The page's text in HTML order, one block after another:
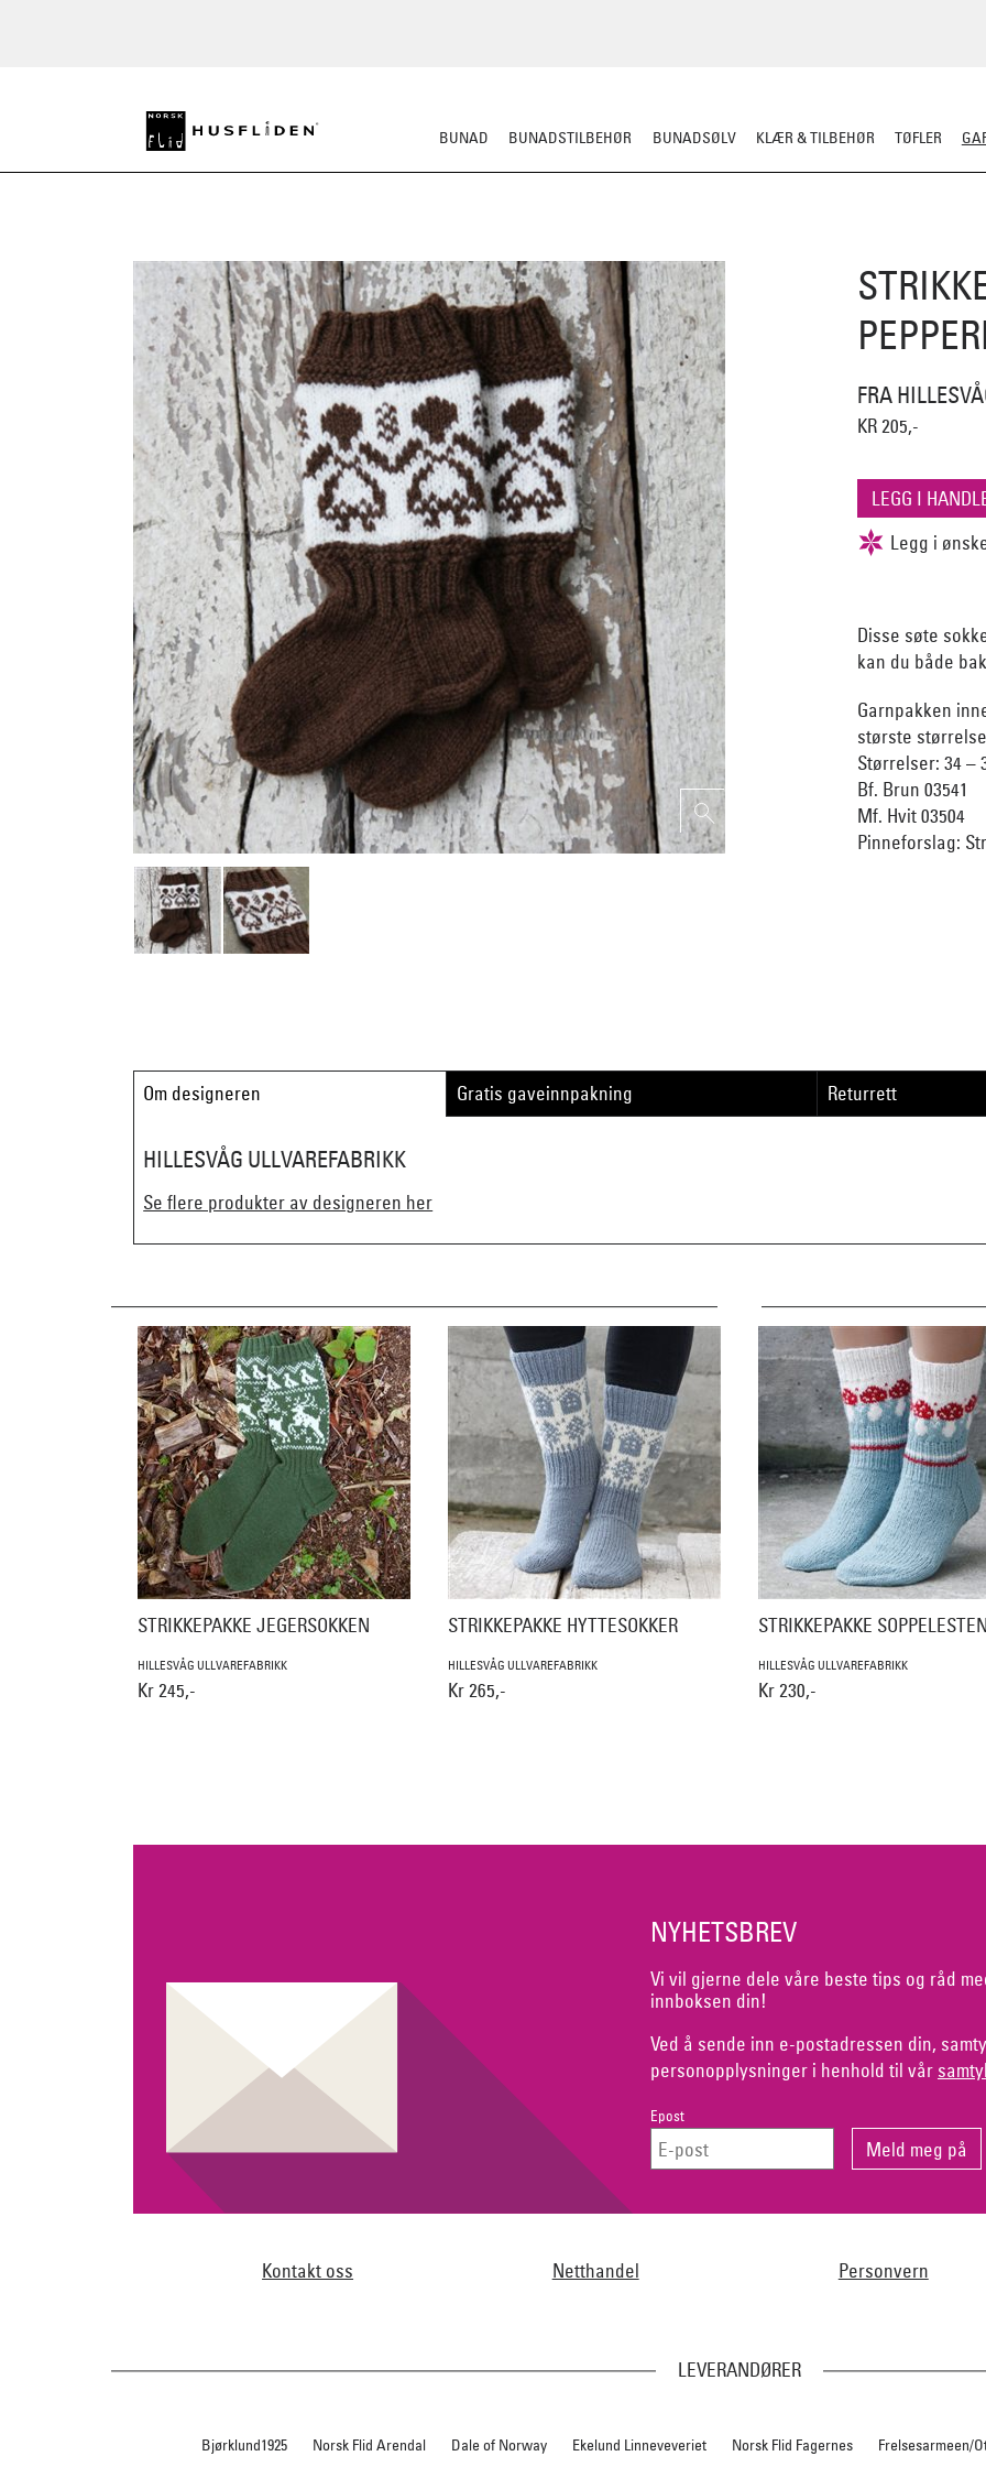
BUNAD BUNADSTILBEHØR BUNADSØLV KLÆR & TILBEHØR TØFLER
FRA
KR 205,-
Disse søte
kan du både
Garnpakken
største
Størrelser: 34 –
Bf. Brun 03541
Mf. Hvit 03504
Pinneforslag:
Om designeren Gratis gaveinnpakning Returrett
HILLESVÅG ULLVAREFABRIKK
Se flere produkter av designeren her
STRIKKEPAKKE JEGERSOKKEN
HILLESVÅG ULLVAREFABRIKK
Kr 245,-
STRIKKEPAKKE HYTTESOKKER
HILLESVÅG ULLVAREFABRIKK
Kr 265,-
STRIKKEPAKKE
HILLESVÅG ULLVAREFABRIKK
Kr 230,-
NYHETSBREV
Vi vil gjerne dele våre beste tips og råd
innboksen din!
Ved å sende inn e-postadressen din,
personopplysninger i henhold til vår
Epost
Kontakt oss Netthandel Personvern
LEVERANDØRER
Bjørklund1925 Norsk Flid Arendal Dale of Norway Ekelund Linneveveriet Norsk Flid Fagernes Frelsesarmeen/